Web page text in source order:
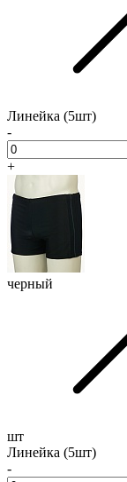
Линейка (5шт)
-
+
черный
шт
Линейка (5шт)
-